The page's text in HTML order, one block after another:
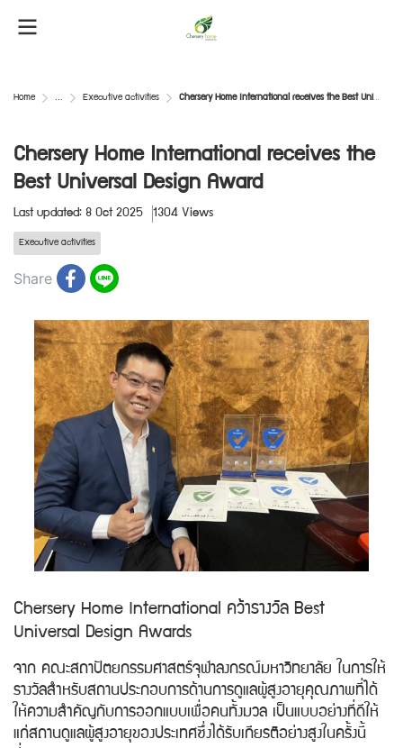
Home ... Executive activities Chersery Home International receives the Best Universal Design Award
Chersery Home International receives the
Best Universal Design Award
Last updated: 8 Oct 2025 1304 Views
Executive activities
Share
Chersery Home International คว้ารางวัล Best
Universal Design Awards
จาก คณะสถาปัตยกรรมศาสตร์จุฬาลงกรณ์มหาวิทยาลัย ในการให้
รางวัลสำหรับสถานประกอบการด้านการดูแลผู้สูงอายุคุณภาพที่ได้
ให้ความสำคัญกับการออกแบบเพื่อคนทั้งมวล เป็นแบบอย่างที่ดีให้
แก่สถานดูแลผู้สูงอายุของประเทศซึ่งได้รับเกียรติอย่างสูงในครั้งนี้